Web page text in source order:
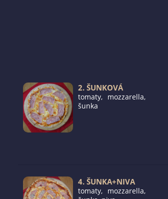
2. ŠUNKOVÁ
tomaty, mozzarella,
šunka
4. ŠUNKA+NIVA
tomaty, mozzarella,